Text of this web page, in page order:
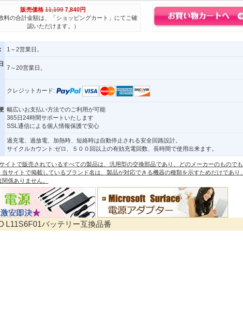
販売価格 11,199 7,840円
料の合計金額は、「ショッピングカート」にてご確
認いただけます。）
1～2営業日。
7～20営業日。
クレジットカード:
幅広いお支払い方法でのご利用が可能
365日24時間サポートいたします
SSL通信による個人情報保護で安心
過充電、過放電、加熱時、短絡時は自動停止される安全回路設計。
サイクルカウント:ゼロ、５００回以上の有効充電回数、長時間で使用出来ます。
イトで販売されているすべての製品は、汎用型の交換部品であり、どのメーカーのものでも
サイトで掲載しているブランド名は、製品が対応できる機器の種類を示すためだけであり、
係ありません。
L11S6F01バッテリー互換品番